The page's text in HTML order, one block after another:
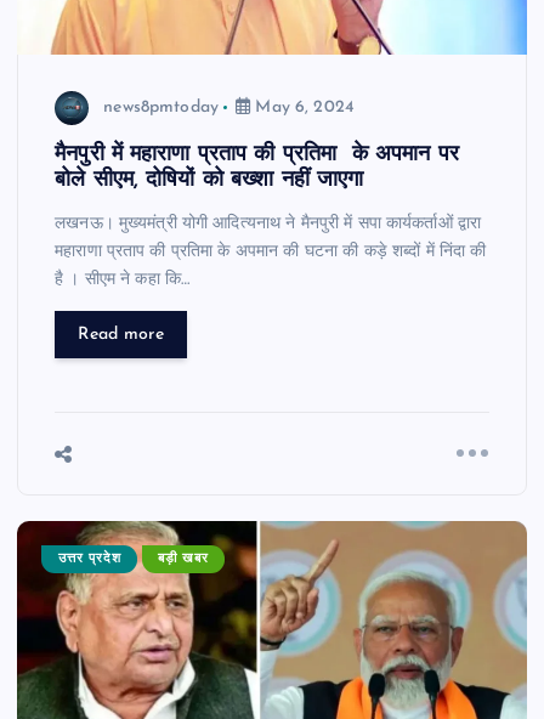
news8pmtoday May 6, 2024
मैनपुरी में महाराणा प्रताप की प्रतिमा के अपमान पर
बोले सीएम, दोषियों को बख्शा नहीं जाएगा
लखनऊ। मुख्यमंत्री योगी आदित्यनाथ ने मैनपुरी में सपा कार्यकर्ताओं द्वारा
महाराणा प्रताप की प्रतिमा के अपमान की घटना की कड़े शब्दों में निंदा की
है । सीएम ने कहा कि…
Read more
उत्तर प्रदेश बड़ी खबर